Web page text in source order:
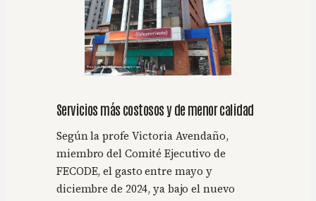
Servicios más costosos y de menor calidad
Según la profe Victoria Avendaño,
miembro del Comité Ejecutivo de
FECODE, el gasto entre mayo y
diciembre de 2024, ya bajo el nuevo